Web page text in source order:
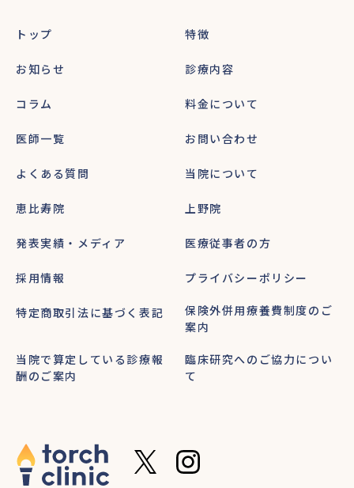
トップ 特徴
お知らせ 診療内容
コラム 料金について
医師一覧 お問い合わせ
よくある質問 当院について
恵比寿院 上野院
発表実績・メディア 医療従事者の方
採用情報 プライバシーポリシー
特定商取引法に基づく表記
保険外併用療養費制度のご
案内
当院で算定している診療報
酬のご案内
臨床研究へのご協力につい
て